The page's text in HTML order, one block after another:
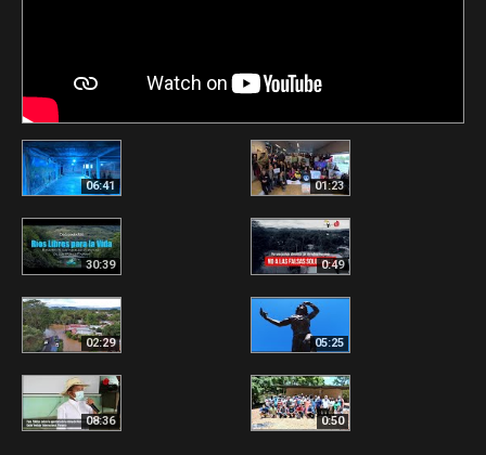
06:41 01:23
30:39 0:49
02:29 05:25
08:36 0:50